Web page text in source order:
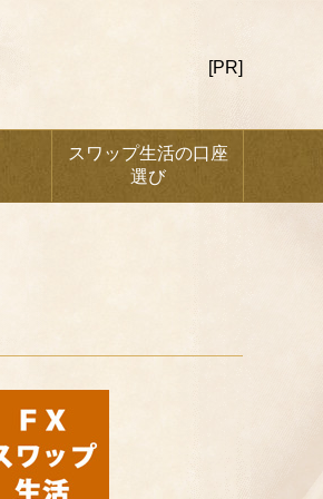
[PR]
スワップ生活の口座
選び